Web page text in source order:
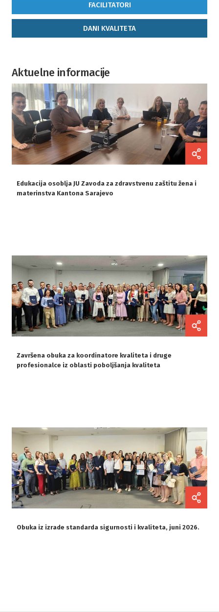
FACILITATORI
DANI KVALITETA
Aktuelne informacije
Edukacija osoblja JU Zavoda za zdravstvenu zaštitu žena i
materinstva Kantona Sarajevo
Završena obuka za koordinatore kvaliteta i druge
profesionalce iz oblasti poboljšanja kvaliteta
Obuka iz izrade standarda sigurnosti i kvaliteta, juni 2026.